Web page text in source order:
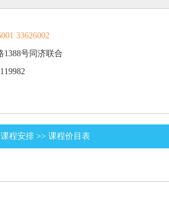
33626002
1388号同济联合
203
程安排 >> 课程价目表